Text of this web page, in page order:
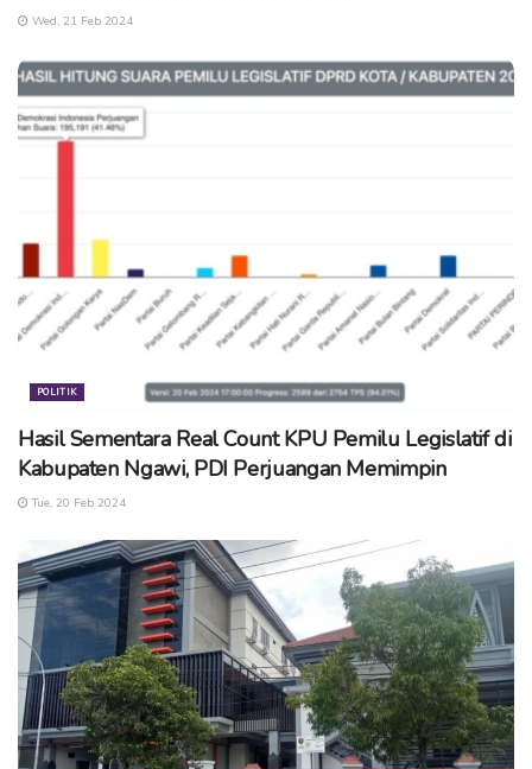
pandemi. Diikuti oleh Divisi Sodiklih KPU Trenggalek, Kediri,
Banyuwangi, Sidoarjo, Mojokerto, Ngawi, Tuban, lamongan,
Gresik, dan Surabaya. (cse)
Tags: kpu jatim
Wed, 21 Feb 2024
POLITIK
Hasil Sementara Real Count KPU Pemilu Legislatif di
Kabupaten Ngawi, PDI Perjuangan Memimpin
Tue, 20 Feb 2024